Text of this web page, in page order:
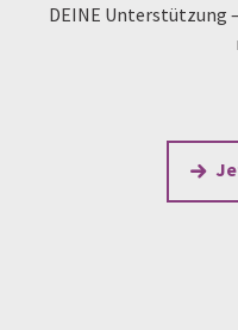
DEINE Unterstützung